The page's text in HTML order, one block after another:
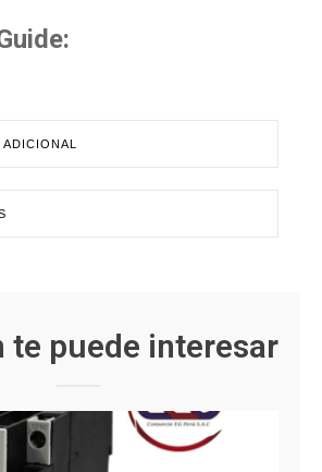
te puede interesar